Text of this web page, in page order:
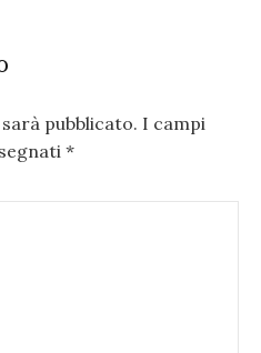
pubblicato. I campi
*